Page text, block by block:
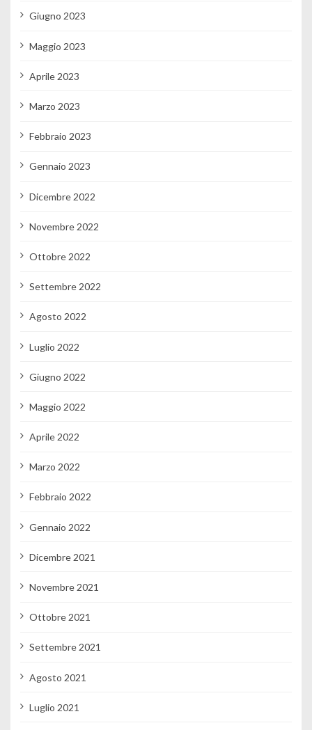
Giugno 2023
Maggio 2023
Aprile 2023
Marzo 2023
Febbraio 2023
Gennaio 2023
Dicembre 2022
Novembre 2022
Ottobre 2022
Settembre 2022
Agosto 2022
Luglio 2022
Giugno 2022
Maggio 2022
Aprile 2022
Marzo 2022
Febbraio 2022
Gennaio 2022
Dicembre 2021
Novembre 2021
Ottobre 2021
Settembre 2021
Agosto 2021
Luglio 2021